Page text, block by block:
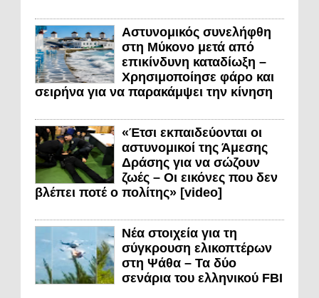
Αστυνομικός συνελήφθη
στη Μύκονο μετά από
επικίνδυνη καταδίωξη –
Χρησιμοποίησε φάρο και
σειρήνα για να παρακάμψει την κίνηση
«Έτσι εκπαιδεύονται οι
αστυνομικοί της Άμεσης
Δράσης για να σώζουν
ζωές – Οι εικόνες που δεν
βλέπει ποτέ ο πολίτης» [video]
Νέα στοιχεία για τη
σύγκρουση ελικοπτέρων
στη Ψάθα – Τα δύο
σενάρια του ελληνικού FBI